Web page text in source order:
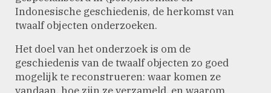
Indonesische geschiedenis, de herkomst van
twaalf objecten onderzoeken.
Het doel van het onderzoek is om de
geschiedenis van de twaalf objecten zo goed
mogelijk te reconstrueren: waar komen ze
vandaan, hoe zijn ze verzameld, en waarom